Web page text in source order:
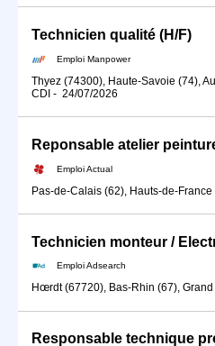
Technicien qualité (H/F)
Emploi Manpower
Thyez (74300), Haute-Savoie (74),
CDI - 24/07/2026
Reponsable atelier
Emploi Actual
Pas-de-Calais (62), Hauts-de-France
Technicien monteur /
Emploi Adsearch
Hœrdt (67720), Bas-Rhin (67), Grand